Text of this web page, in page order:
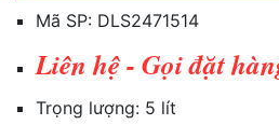
Mã SP: DLS2471514
Liên hệ - Gọi đặt
Trọng lượng: 5 lít